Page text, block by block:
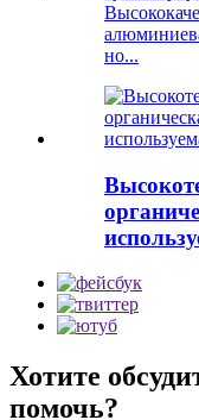
но...
Хотите
помочь?